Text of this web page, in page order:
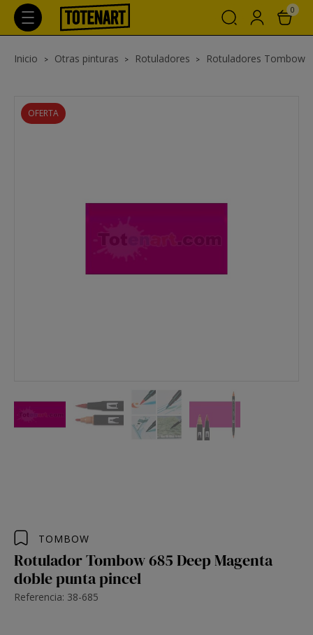
0
Inicio Otras pinturas Rotuladores Rotuladores Tombow
OFERTA
TOMBOW
Rotulador Tombow 685 Deep Magenta
doble punta pincel
Referencia: 38-685